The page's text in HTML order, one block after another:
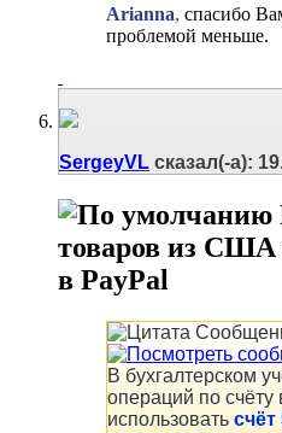
Arianna, спасибо
проблемой меньше.
SergeyVL сказал(-а):
товаров из США
в PayPal
В бухгалтерском
операций по
использовать